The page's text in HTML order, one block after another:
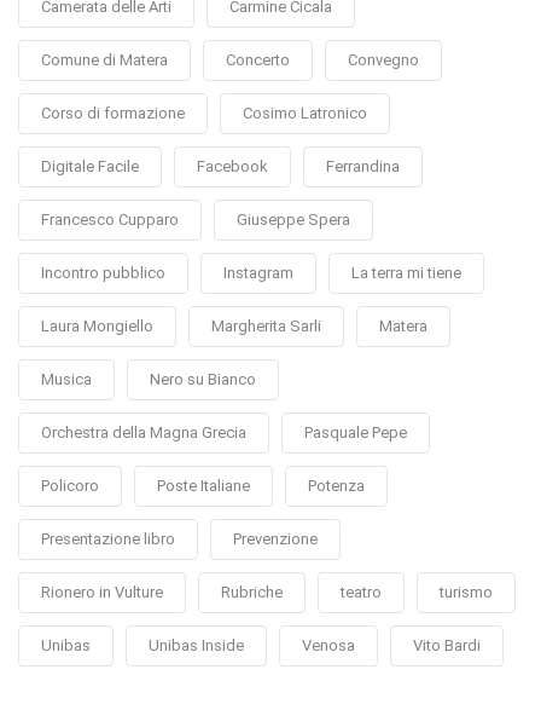
Camerata delle Arti Carmine Cicala
Comune di Matera Concerto Convegno
Corso di formazione Cosimo Latronico
Digitale Facile Facebook Ferrandina
Francesco Cupparo Giuseppe Spera
Incontro pubblico Instagram La terra mi tiene
Laura Mongiello Margherita Sarli Matera
Musica Nero su Bianco
Orchestra della Magna Grecia Pasquale Pepe
Policoro Poste Italiane Potenza
Presentazione libro Prevenzione
Rionero in Vulture Rubriche teatro turismo
Unibas Unibas Inside Venosa Vito Bardi